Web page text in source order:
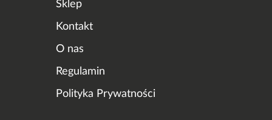
Sklep
Kontakt
O nas
Regulamin
Polityka Prywatności